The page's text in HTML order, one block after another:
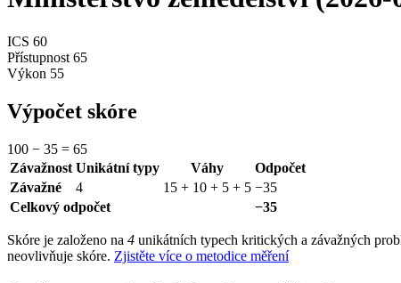
ICS 60
Přístupnost 65
Výkon 55
Výpočet skóre
100 − 35 = 65
Závažnost Unikátní typy Váhy
Odpočet
Závažné
4 15 + 10 + 5 + 5 −35
Celkový odpočet
−35
Skóre je založeno na 4 unikátních typech kritických a závažných
neovlivňuje skóre. Zjistěte více o metodice měření